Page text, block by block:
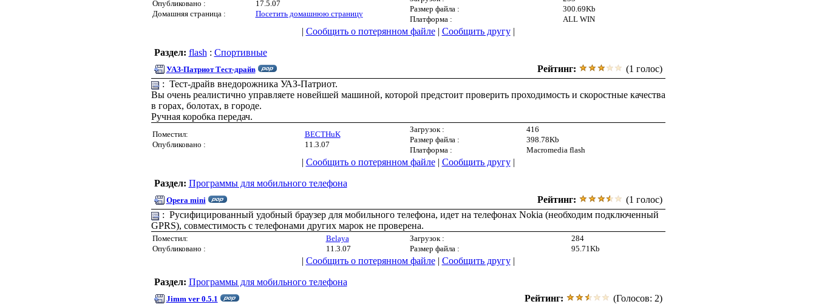
Опубликовано :
17.5.07
Домашняя страница :
Посетить домашнюю страницу
Размер файла :
300.69Kb
Платформа :
ALL WIN
| Сообщить о потерянном файле| Сообщить другу|
Раздел: flash : Спортивные
УАЗ-Патриот Тест-драйв Рейтинг:
(1 голос)
: Тест-драйв внедорожника УАЗ-Патриот.
Вы очень реалистично управляете новейшей машиной, которой предстоит проверить проходимость и скоростные качества
в горах, болотах, в городе.
Ручная коробка передач.
Поместил:
BECTHuK
Опубликовано :
11.3.07
Загрузок :
416
Размер файла :
398.78Kb
Платформа :
Macromedia flash
| Сообщить о потерянном файле| Сообщить другу|
Раздел: Программы для мобильного телефона
Opera mini Рейтинг:
(1 голос)
: Русифицированный удобный браузер для мобильного телефона, идет на телефонах Nokia (необходим подключенный
GPRS), совместимость с телефонами других марок не проверена.
Поместил:
Belaya
Опубликовано :
11.3.07
Загрузок :
284
Размер файла :
95.71Kb
| Сообщить о потерянном файле| Сообщить другу|
Раздел: Программы для мобильного телефона
Jimm ver 0.5.1 Рейтинг:
(Голосов: 2)